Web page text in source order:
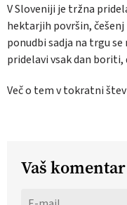
V Sloveniji je tržna
hektarjih površin,
ponudbi sadja na trgu
pridelavi vsak dan
Več o tem v tokratni
Vaš komentar